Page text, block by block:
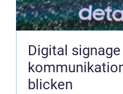
Digital signage visuell
blicken